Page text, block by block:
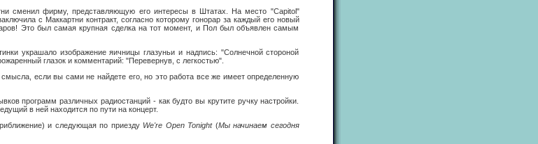
сменил фирму, представляющую его интересы в Штатах. На место "Capitol"
с Маккартни контракт, согласно которому гонорар за каждый его новый
Это был самая крупная сделка на тот момент, и Пол был объявлен самым
украшало изображение яичницы глазуньи и надпись: "Солнечной стороной
глазок и комментарий: "Перевернув, с легкостью".
если вы сами не найдете его, но это работа все же имеет определенную
программ различных радиостанций - как будто вы крутите ручку настройки.
в ней находится по пути на концерт.
и следующая по приезду We're Open Tonight(Мы начинаем сегодня